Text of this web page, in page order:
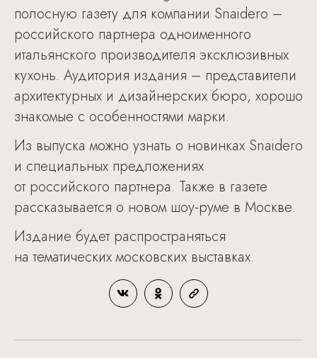
полосную газету для компании Snaidero –
российского партнера одноименного
итальянского производителя эксклюзивных
кухонь. Аудитория издания – представители
архитектурных и дизайнерских бюро, хорошо
знакомые с особенностями марки.
Из выпуска можно узнать о новинках Snaidero
и специальных предложениях
от российского партнера. Также в газете
рассказывается о новом шоу-руме в Москве.
Издание будет распространяться
на тематических московских выставках.